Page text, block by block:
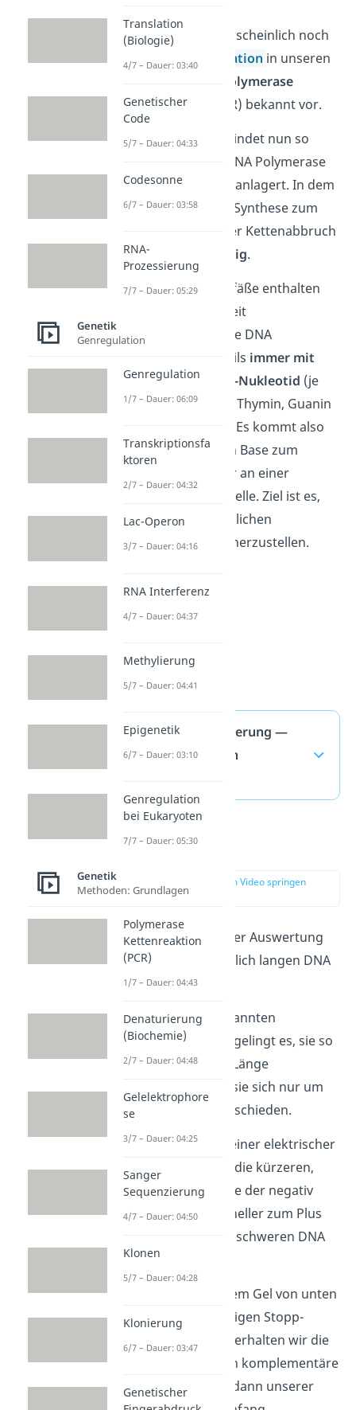
Das kommt dir wahrscheinlich noch
aus der
DNA Replikation in unseren
Polymerase
Kettenreaktion
(PCR) bekannt vor.
Die Polymerisation findet nun so
lange statt, bis die DNA Polymerase
ein Stopp-Nukleotid anlagert. In dem
Fall kommt die DNA Synthese zum
erliegen. Wichtig: Der Kettenabbruch
geschieht rein
zufällig.
Untere Reaktionsgefäße enthalten
dann nach einiger Zeit
unterschiedlich lange DNA
Fragmente, die jeweils immer mit
dem gleichen Stopp-Nukleotid (je
nach Ansatz Adenin, Thymin, Guanin
und Cytosin) enden. Es kommt also
immer an der selben Base zum
Kettenabbruch, aber an einer
unterschiedlichen Stelle.Ziel ist es,
alle theoretisch möglichen
Sequenzfragmente herzustellen.
Sanger Sequenzierung —
häufigste Fragen
Auswertung
zur Stelle im Video springen
(03:17)
Weiter geht es mit der Auswertung
unserer unterschiedlich langen DNA
Fragmente:
Mithilfe einer sogenannten
Gelelektrophorese
gelingt es, sie so
nach der jeweiligen Länge
aufzutrennen, dass sie sich nur um
ein Basenpaar unterschieden.
Durch das Anlegen einer elektrischer
Spannung wandern die kürzeren,
leichteren Fragmente der negativ
geladenen DNA schneller zum Plus
Pol als die längeren, schweren DNA
Bruchstücke.
Wenn wir nun auf dem Gel von unten
nach oben die jeweiligen Stopp-
Nukleotide ablesen, erhalten wir die
Basenabfolge. Deren komplementäre
Sequenz entspricht dann unserer
Translation
(Biologie)
4/7 – Dauer: 03:40
Genetischer
Code
5/7 – Dauer: 04:33
Codesonne
6/7 – Dauer: 03:58
RNA-
Prozessierung
7/7 – Dauer: 05:29
Genetik
Genregulation
Genregulation
1/7 – Dauer: 06:09
Transkriptionsfa
ktoren
2/7 – Dauer: 04:32
Lac-Operon
3/7 – Dauer: 04:16
RNA Interferenz
4/7 – Dauer: 04:37
Methylierung
5/7 – Dauer: 04:41
Epigenetik
6/7 – Dauer: 03:10
Genregulation
bei Eukaryoten
7/7 – Dauer: 05:30
Genetik
Methoden: Grundlagen
Polymerase
Kettenreaktion
(PCR)
1/7 – Dauer: 04:43
Denaturierung
(Biochemie)
2/7 – Dauer: 04:48
Gelelektrophore
se
3/7 – Dauer: 04:25
Sanger
Sequenzierung
4/7 – Dauer: 04:50
Klonen
5/7 – Dauer: 04:28
Klonierung
6/7 – Dauer: 03:47
Genetischer